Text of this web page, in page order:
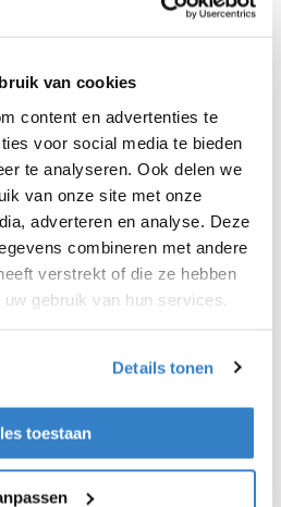
van cookies
content en advertenties te
voor social media te bieden
te analyseren. Ook delen we
van onze site met onze
adverteren en analyse. Deze
combineren met andere
verstrekt of die ze hebben
gebruik van hun services.
Details tonen
toestaan
verpakkingen, maar
producten vinden
omstandigheden
of consument.
of
goedkoper: jij kiest
bij jouw business.